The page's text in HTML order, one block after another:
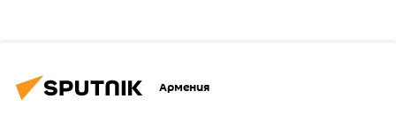
Армения